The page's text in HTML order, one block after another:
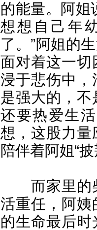
的能量。阿姐
想想自己年
了。”阿姐的
面对着这一
浸于悲伤中
是强大的，
还要热爱生
想，这股力
陪伴着阿姐“
而家里的
活重任，阿
的生命最后